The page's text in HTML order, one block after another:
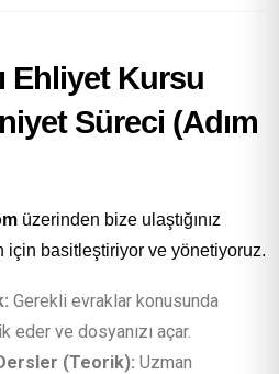
Ehliyet Kursu
Süreci (Adım
üzerinden bize ulaştığınız
için basitleştiriyor ve yönetiyoruz.
Gerekli evraklar konusunda
ve dosyanızı açar.
(Teorik): Uzman